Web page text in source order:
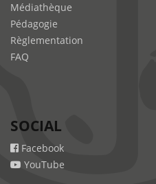
Médiathèque
Pédagogie
Règlementation
FAQ
SOCIAL
Facebook
YouTube